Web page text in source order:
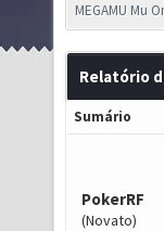
MEGAMU Mu
Relatório
Sumário
PokerRF
(Novato)